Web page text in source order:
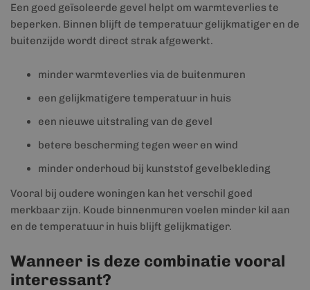
Een goed geïsoleerde gevel helpt om warmteverlies te
beperken. Binnen blijft de temperatuur gelijkmatiger en de
buitenzijde wordt direct strak afgewerkt.
minder warmteverlies via de buitenmuren
een gelijkmatigere temperatuur in huis
een nieuwe uitstraling van de gevel
betere bescherming tegen weer en wind
minder onderhoud bij kunststof gevelbekleding
Vooral bij oudere woningen kan het verschil goed
merkbaar zijn. Koude binnenmuren voelen minder kil aan
en de temperatuur in huis blijft gelijkmatiger.
Wanneer is deze combinatie vooral
interessant?